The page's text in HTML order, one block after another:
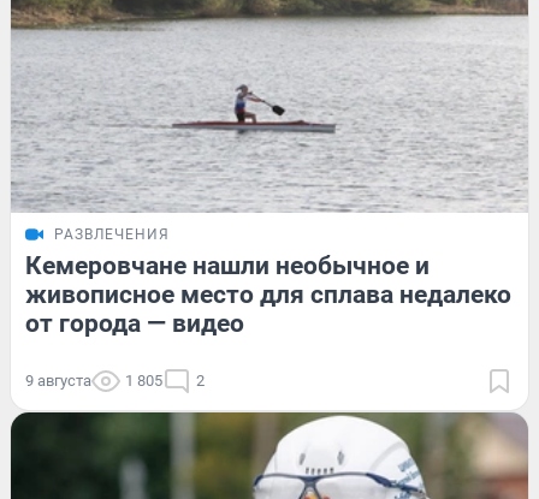
РАЗВЛЕЧЕНИЯ
Кемеровчане нашли необычное и
живописное место для сплава недалеко
от города — видео
9 августа 1 805 2